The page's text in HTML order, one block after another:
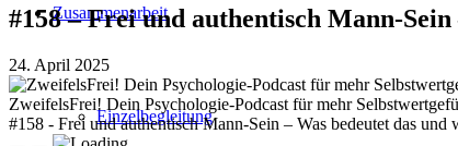
Zusammenarbeit
Einzelbegleitung
#158 – Frei und authentisch Mann-
24. April 2025
ZweifelsFrei! Dein Psychologie-Podcast für mehr
#158 - Frei und authentisch Mann-Sein – Was bedeutet das